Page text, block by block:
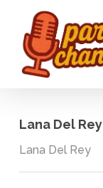
main
content
Lana Del
Lana Del Rey